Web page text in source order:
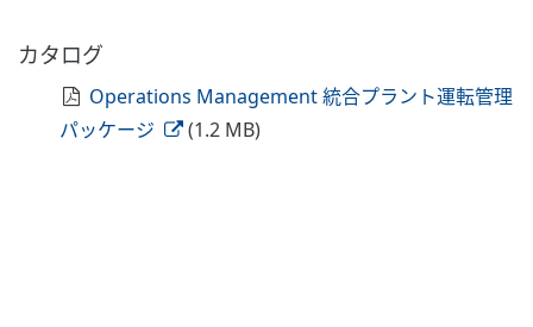
カタログ
Operations Management 統合プラント運転管理
パッケージ
(1.2 MB)